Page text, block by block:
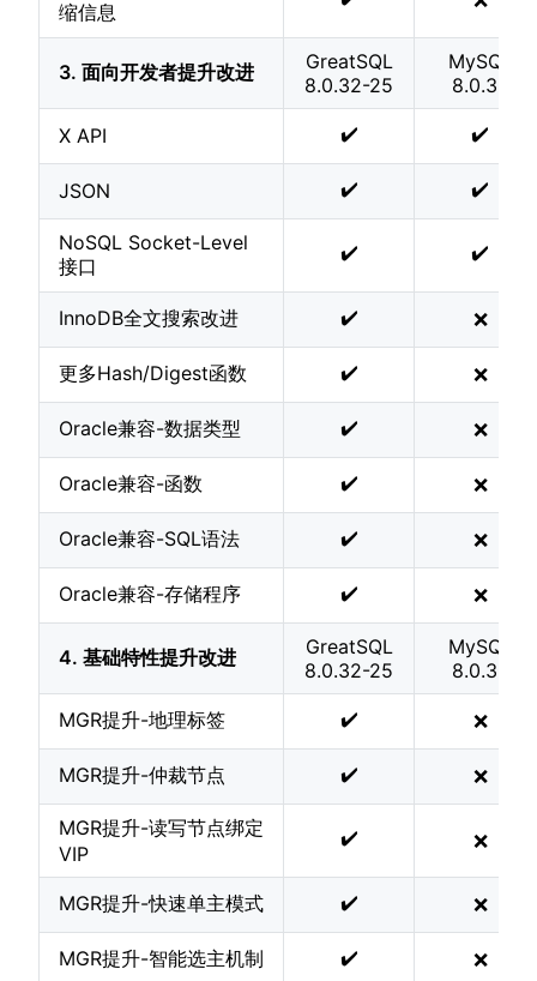
缩信息
3. 面向开发者提升改进
GreatSQL
8.0.32-25
MySQL
8.0.32
X API ✔️ ✔️
JSON ✔️ ✔️
NoSQL Socket-Level
接口
✔️ ✔️
InnoDB全文搜索改进 ✔️ ❌
更多Hash/Digest函数 ✔️ ❌
Oracle兼容-数据类型 ✔️ ❌
Oracle兼容-函数 ✔️ ❌
Oracle兼容-SQL语法 ✔️ ❌
Oracle兼容-存储程序 ✔️ ❌
4. 基础特性提升改进
GreatSQL
8.0.32-25
MySQL
8.0.32
MGR提升-地理标签 ✔️ ❌
MGR提升-仲裁节点 ✔️ ❌
MGR提升-读写节点绑定
VIP
✔️ ❌
MGR提升-快速单主模式 ✔️ ❌
MGR提升-智能选主机制 ✔️ ❌